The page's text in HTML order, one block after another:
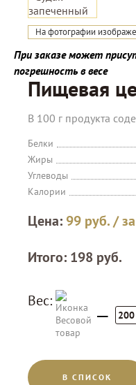
На фотографии
При заказе может
погрешность в весе
Пищевая
В 100 г продукта
Белки
Жиры
Углеводы
Калории
Цена: 99 руб./
Итого: 198 руб.
Вес:
– 200
В СПИСОК